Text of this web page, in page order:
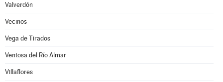
Valverdón
Vecinos
Vega de Tirados
Ventosa del Río Almar
Villaflores